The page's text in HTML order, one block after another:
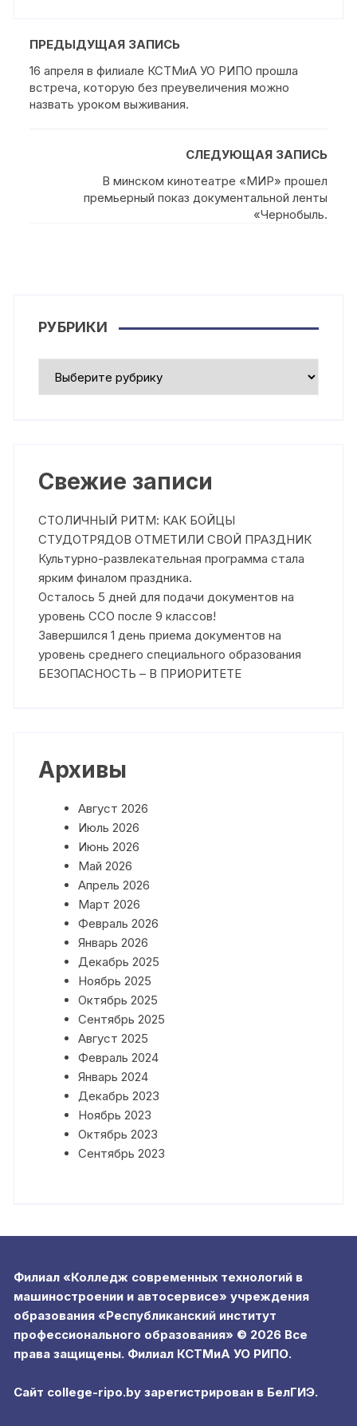
ПРЕДЫДУЩАЯ ЗАПИСЬ
16 апреля в филиале КСТМиА УО РИПО прошла
встреча, которую без преувеличения можно
назвать уроком выживания.
СЛЕДУЮЩАЯ ЗАПИСЬ
В минском кинотеатре «МИР» прошел
премьерный показ документальной ленты
«Чернобыль.
РУБРИКИ
Свежие записи
СТОЛИЧНЫЙ РИТМ: КАК БОЙЦЫ
СТУДОТРЯДОВ ОТМЕТИЛИ СВОЙ ПРАЗДНИК
Культурно-развлекательная программа стала
ярким финалом праздника.
Осталось 5 дней для подачи документов на
уровень ССО после 9 классов!
Завершился 1 день приема документов на
уровень среднего специального образования
БЕЗОПАСНОСТЬ – В ПРИОРИТЕТЕ
Архивы
Август 2026
Июль 2026
Июнь 2026
Май 2026
Апрель 2026
Март 2026
Февраль 2026
Январь 2026
Декабрь 2025
Ноябрь 2025
Октябрь 2025
Сентябрь 2025
Август 2025
Февраль 2024
Январь 2024
Декабрь 2023
Ноябрь 2023
Октябрь 2023
Сентябрь 2023
Филиал «Колледж современных технологий в
машиностроении и автосервисе» учреждения
образования «Республиканский институт
профессионального образования» © 2026 Все
права защищены. Филиал КСТМиА УО РИПО.
Сайт college-ripo.by зарегистрирован в БелГИЭ.